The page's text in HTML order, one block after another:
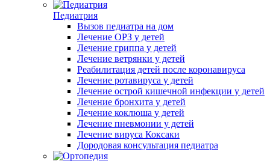
Педиатрия
Вызов педиатра на дом
Лечение ОРЗ у детей
Лечение гриппа у детей
Лечение ветрянки у детей
Реабилитация детей после коронавируса
Лечение ротавируса у детей
Лечение острой кишечной инфекции у детей
Лечение бронхита у детей
Лечение коклюша у детей
Лечение пневмонии у детей
Лечение вируса Коксаки
Дородовая консультация педиатра